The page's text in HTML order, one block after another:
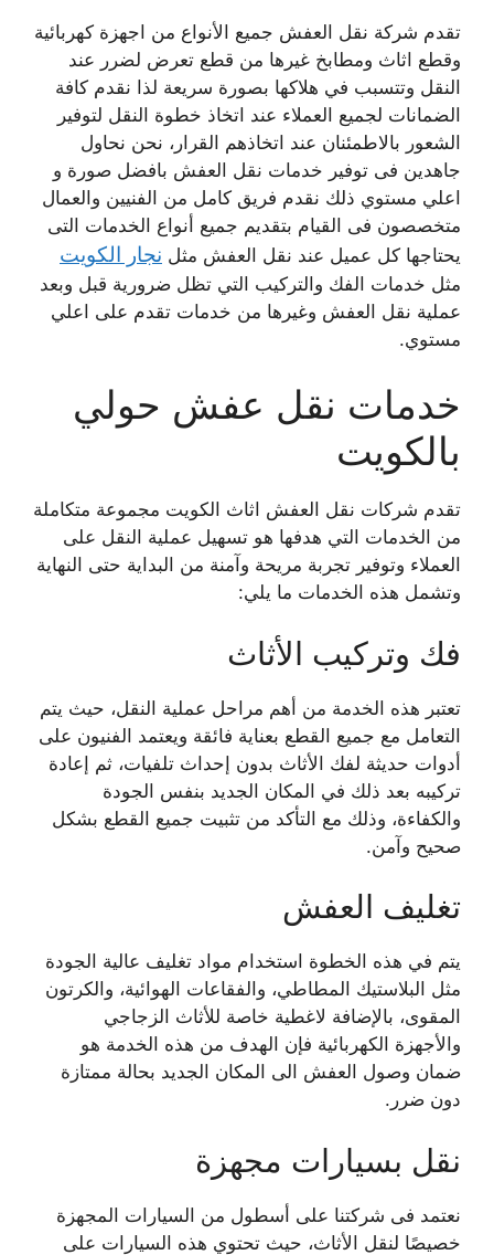
تقدم شركة نقل العفش جميع الأنواع من اجهزة كهربائية
وقطع اثاث ومطابخ غيرها من قطع تعرض لضرر عند
النقل وتتسبب في هلاكها بصورة سريعة لذا نقدم كافة
الضمانات لجميع العملاء عند اتخاذ خطوة النقل لتوفير
الشعور بالاطمئنان عند اتخاذهم القرار، نحن نحاول
جاهدين فى توفير خدمات نقل العفش بافضل صورة و
اعلي مستوي ذلك نقدم فريق كامل من الفنيين والعمال
متخصصون فى القيام بتقديم جميع أنواع الخدمات التى
يحتاجها كل عميل عند نقل العفش مثل نجار الكويت
مثل خدمات الفك والتركيب التي تظل ضرورية قبل وبعد
عملية نقل العفش وغيرها من خدمات تقدم على اعلي
مستوي.
خدمات نقل عفش حولي
بالكويت
تقدم شركات نقل العفش اثاث الكويت مجموعة متكاملة
من الخدمات التي هدفها هو تسهيل عملية النقل على
العملاء وتوفير تجربة مريحة وآمنة من البداية حتى النهاية
وتشمل هذه الخدمات ما يلي:
فك وتركيب الأثاث
تعتبر هذه الخدمة من أهم مراحل عملية النقل، حيث يتم
التعامل مع جميع القطع بعناية فائقة ويعتمد الفنيون على
أدوات حديثة لفك الأثاث بدون إحداث تلفيات، ثم إعادة
تركيبه بعد ذلك في المكان الجديد بنفس الجودة
والكفاءة، وذلك مع التأكد من تثبيت جميع القطع بشكل
صحيح وآمن.
تغليف العفش
يتم في هذه الخطوة استخدام مواد تغليف عالية الجودة
مثل البلاستيك المطاطي، والفقاعات الهوائية، والكرتون
المقوى، بالإضافة لاغطية خاصة للأثاث الزجاجي
والأجهزة الكهربائية فإن الهدف من هذه الخدمة هو
ضمان وصول العفش الى المكان الجديد بحالة ممتازة
دون ضرر.
نقل بسيارات مجهزة
نعتمد فى شركتنا على أسطول من السيارات المجهزة
خصيصًا لنقل الأثاث، حيث تحتوي هذه السيارات على